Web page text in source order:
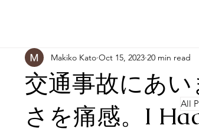
交通事故にあ
さを痛感。I
Makiko Kato Oct 15, 2023 20 min read
All